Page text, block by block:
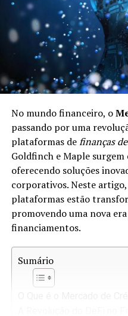
No mundo financeiro, o
passando por uma
plataformas definanças
Goldfinch e Maple
oferecendo soluções
corporativos. Neste
plataformas estão
promovendo uma nova
financiamentos.
Sumário